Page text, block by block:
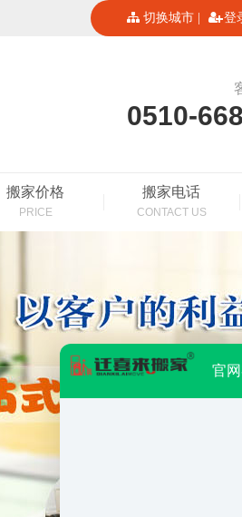
切换城市 登
0510-
搬家价格
PRICE
搬家电话
CONTACT US
官